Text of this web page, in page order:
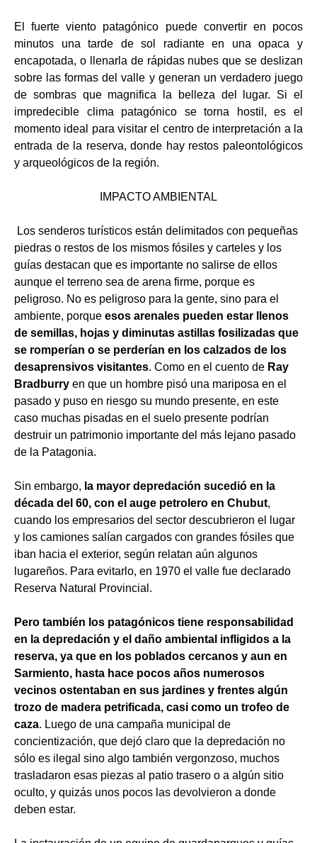
El fuerte viento patagónico puede convertir en pocos
minutos una tarde de sol radiante en una opaca y
encapotada, o llenarla de rápidas nubes que se deslizan
sobre las formas del valle y generan un verdadero juego
de sombras que magnifica la belleza del lugar. Si el
impredecible clima patagónico se torna hostil, es el
momento ideal para visitar el centro de interpretación a la
entrada de la reserva, donde hay restos paleontológicos
y arqueológicos de la región.
IMPACTO AMBIENTAL
Los senderos turísticos están delimitados con pequeñas
piedras o restos de los mismos fósiles y carteles y los
guías destacan que es importante no salirse de ellos
aunque el terreno sea de arena firme, porque es
peligroso. No es peligroso para la gente, sino para el
ambiente, porque esos arenales pueden estar llenos
de semillas, hojas y diminutas astillas fosilizadas que
se romperían o se perderían en los calzados de los
desaprensivos visitantes. Como en el cuento de Ray
Bradburry en que un hombre pisó una mariposa en el
pasado y puso en riesgo su mundo presente, en este
caso muchas pisadas en el suelo presente podrían
destruir un patrimonio importante del más lejano pasado
de la Patagonia.
Sin embargo, la mayor depredación sucedió en la
década del 60, con el auge petrolero en Chubut,
cuando los empresarios del sector descubrieron el lugar
y los camiones salían cargados con grandes fósiles que
iban hacia el exterior, según relatan aún algunos
lugareños. Para evitarlo, en 1970 el valle fue declarado
Reserva Natural Provincial.
Pero también los patagónicos tiene responsabilidad
en la depredación y el daño ambiental infligidos a la
reserva, ya que en los poblados cercanos y aun en
Sarmiento, hasta hace pocos años numerosos
vecinos ostentaban en sus jardines y frentes algún
trozo de madera petrificada, casi como un trofeo de
caza. Luego de una campaña municipal de
concientización, que dejó claro que la depredación no
sólo es ilegal sino algo también vergonzoso, muchos
trasladaron esas piezas al patio trasero o a algún sitio
oculto, y quizás unos pocos las devolvieron a donde
deben estar.